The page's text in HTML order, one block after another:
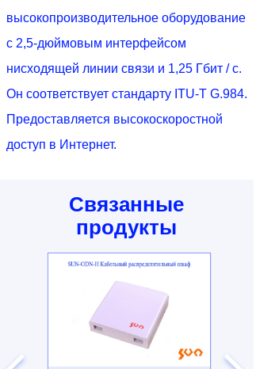
высокопроизводительное оборудование
с 2,5-дюймовым интерфейсом
нисходящей линии связи и 1,25 Гбит / с.
Он соответствует стандарту ITU-T G.984.
Предоставляется высокоскоростной
доступ в Интернет.
Связанные
продукты